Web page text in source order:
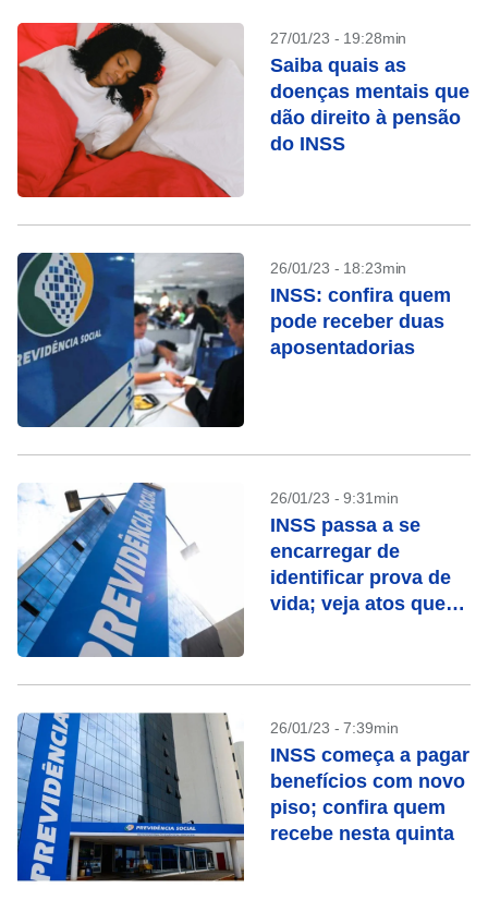
27/01/23 - 19:28min
Saiba quais as
doenças mentais que
dão direito à pensão
do INSS
26/01/23 - 18:23min
INSS: confira quem
pode receber duas
aposentadorias
26/01/23 - 9:31min
INSS passa a se
encarregar de
identificar prova de
vida; veja atos que
26/01/23 - 7:39min
INSS começa a pagar
benefícios com novo
piso; confira quem
recebe nesta quinta